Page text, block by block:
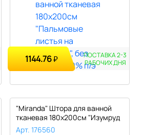
1144.76₽
ПОСТАВКА 2-3
РАБОЧИХ ДНЯ
"Miranda" Штора для ванной
тканевая 180х200см "Изумруд
..
Арт. 176560